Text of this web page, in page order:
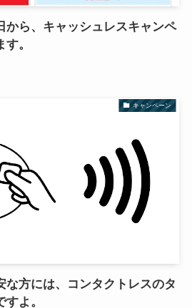
から、キャッシュレスキャンペ
。
キャンペーン
な方には、コンタクトレスのタ
よ。